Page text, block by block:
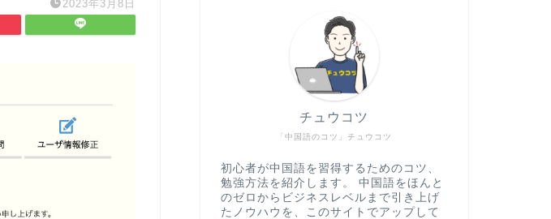
2023年3月8日
「中国語のコツ」チュウコツ
チュウコツ
初心者が中国語を習得するためのコツ、
勉強方法を紹介します。 中国語をほんと
のゼロからビジネスレベルまで引き上げ
たノウハウを、このサイトでアップして